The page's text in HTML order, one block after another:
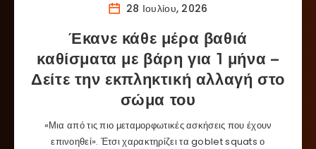
28 Ιουλίου, 2026
Έκανε κάθε μέρα βαθιά
καθίσματα με βάρη για 1 μήνα –
Δείτε την εκπληκτική αλλαγή στο
σώμα του
«Μια από τις πιο μεταμορφωτικές ασκήσεις που έχουν
επινοηθεί». Έτσι χαρακτηρίζει τα goblet squats ο